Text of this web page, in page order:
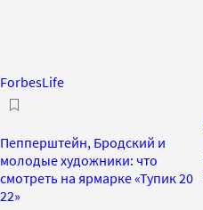
ForbesLife
Пепперштейн, Бродский и
молодые художники: что
смотреть на ярмарке «Тупик 20
22»